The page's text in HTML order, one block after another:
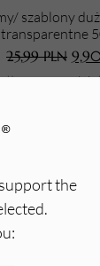
the
szablony
transparentne
25,99PLN 9,90
cena z